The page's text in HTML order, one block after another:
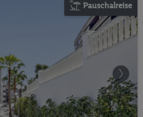
Pauschalreise